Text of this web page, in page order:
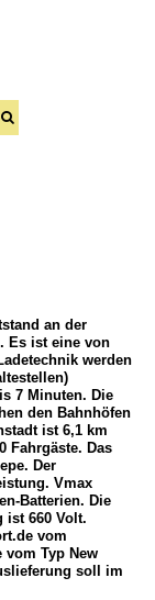
an der
Es ist eine von
werden
7 Minuten. Die
den Bahnhöfen
ist 6,1 km
Fahrgäste. Das
Der
Vmax
Batterien. Die
ist 660 Volt.
vom
vom Typ New
soll im